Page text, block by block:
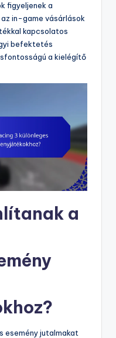
figyeljenek a
in-game vásárlások
kapcsolatos
befektetés
a kielégítő
a
esemény jutalmakat